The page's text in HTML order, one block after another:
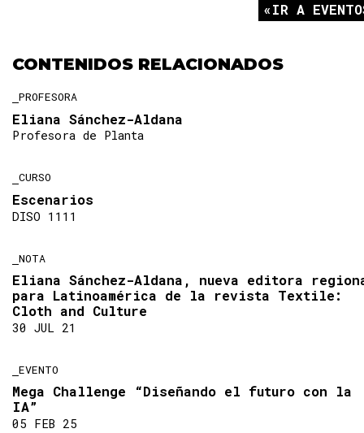
IR A
CONTENIDOS RELACIONADOS
PROFESORA
Eliana Sánchez-Aldana
Profesora de Planta
CURSO
Escenarios
DISO 1111
NOTA
Eliana Sánchez-Aldana, nueva editora
para Latinoamérica de la revista Textile:
Cloth and Culture
30 JUL 21
EVENTO
Mega Challenge “Diseñando el futuro con la
IA”
05 FEB 25